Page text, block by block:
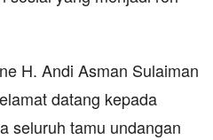
H. Andi Asman Sulaiman
datang kepada
seluruh tamu undangan